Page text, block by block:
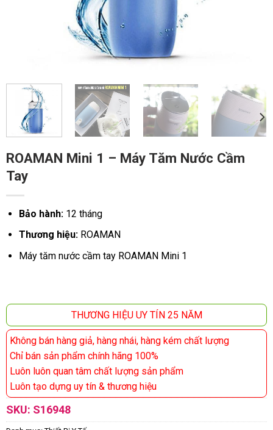
ROAMAN Mini 1 – Máy Tăm Nước Cầm
Tay
Bảo hành:12 tháng
Thương hiệu:ROAMAN
Máy tăm nước cầm tay ROAMAN Mini 1
THƯƠNG HIỆU UY TÍN 25 NĂM
Không bán hàng giả, hàng nhái, hàng kém chất lượng
Chỉ bán sản phẩm chính hãng 100%
Luôn luôn quan tâm chất lượng sản phẩm
Luôn tạo dựng uy tín & thương hiệu
SKU: S16948